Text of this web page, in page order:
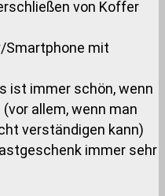
von Koffer
mit
ist immer schön, wenn
allem, wenn man
verständigen kann)
immer sehr